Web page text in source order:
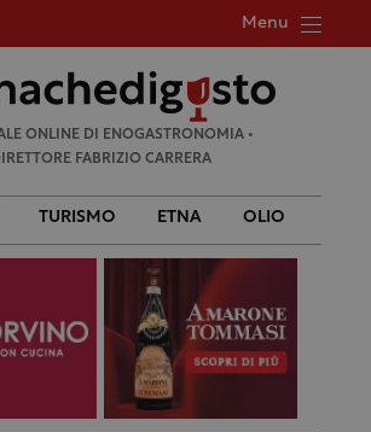
Menu
per:
ONLINE DI ENOGASTRONOMIA •
FABRIZIO CARRERA
TURISMO ETNA OLIO